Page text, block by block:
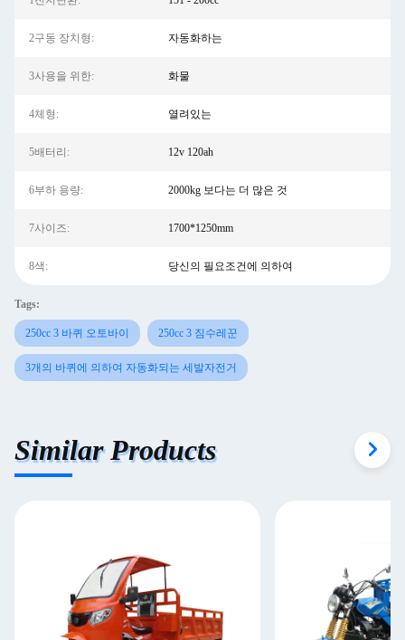
2구동 장치형: 자동화하는
3사용을 위한: 화물
4체형: 열려있는
5배터리: 12v 120ah
6부하 용량: 2000kg 보다는 더 많은 것
7사이즈: 1700*1250mm
8색: 당신의 필요조건에 의하여
Tags:
250cc 3 바퀴 오토바이 250cc 3 짐수레꾼
3개의 바퀴에 의하여 자동화되는 세발자전거
Similar Products